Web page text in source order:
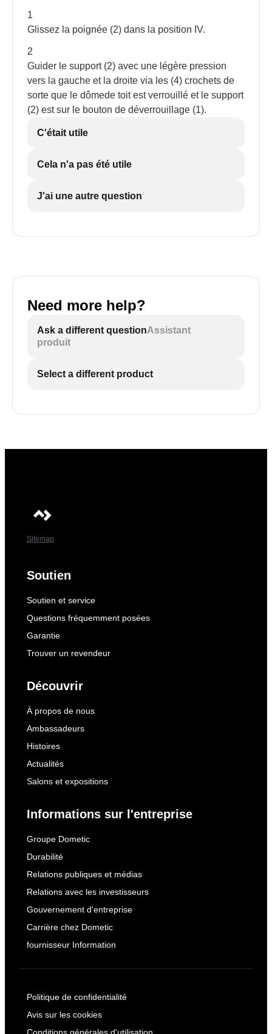
1
Glissez la poignée (2) dans la position IV.
2
Guider le support (2) avec une légère pression
vers la gauche et la droite via les (4) crochets de
sorte que le dômede toit est verrouillé et le support
(2) est sur le bouton de déverrouillage (1).
C'était utile
Cela n'a pas été utile
J'ai une autre question
Need more help?
Ask a different questionAssistant
produit
Select a different product
Sitemap
Soutien
Soutien et service
Questions fréquemment posées
Garantie
Trouver un revendeur
Découvrir
À propos de nous
Ambassadeurs
Histoires
Actualités
Salons et expositions
Informations sur l'entreprise
Groupe Dometic
Durabilité
Relations publiques et médias
Relations avec les investisseurs
Gouvernement d'entreprise
Carrière chez Dometic
fournisseur Information
Politique de confidentialité
Avis sur les cookies
Conditions générales d'utilisation